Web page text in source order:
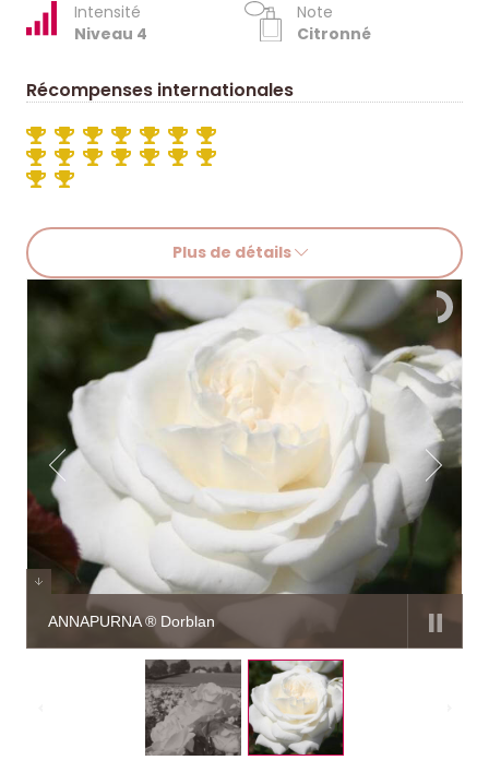
Intensité
Niveau 4
Note
Citronné
Récompenses internationales
Plus de détails
ANNAPURNA ® Dorblan